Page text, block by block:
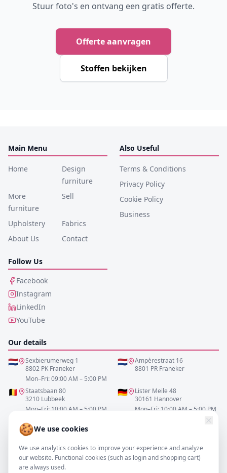
Stuur foto's en ontvang een gratis offerte.
Offerte aanvragen
Stoffen bekijken
🍪We use cookies
We use analytics cookies to improve your experience and analyze
our website. Functional cookies (such as login and shopping cart)
are always used.
Main Menu
Home
Design
furniture
More
furniture
Sell
Upholstery
Fabrics
About Us
Contact
Also Useful
Terms & Conditions
Privacy Policy
Cookie Policy
Business
Follow Us
Facebook
Instagram
LinkedIn
YouTube
Our details
🇳🇱
Sexbierumerweg 1
8802 PK Franeker
Mon–Fri: 09:00 AM – 5:00 PM
🇳🇱
Ampèrestraat 16
8801 PR Franeker
🇧🇪
Staatsbaan 80
3210 Lubbeek
Mon–Fri: 10:00 AM – 5:00 PM
🇩🇪
Lister Meile 48
30161 Hannover
Mon–Fri: 10:00 AM – 5:00 PM
0517-700521
info@resofa.nl